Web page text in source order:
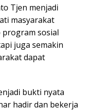
Tjen menjadi
masyarakat
sosial
juga semakin
dapat
bukti nyata
hadir dan bekerja